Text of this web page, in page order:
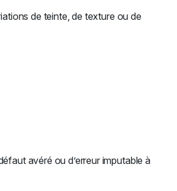
de teinte, de texture ou de
avéré ou d’erreur imputable à